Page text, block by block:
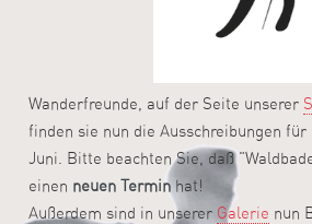
Wanderfreunde, auf der Seite unserer
finden sie nun die Ausschreibungen für
Juni. Bitte beachten Sie, daß
einen neuen Terminhat!
Außerdem sind in unserer Galerie nun